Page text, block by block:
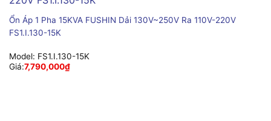
Ổn Áp 1 Pha 15KVA FUSHIN Dải 130V~250V Ra 110V-220V
FS1.I.130-15K
Model: FS1.I.130-15K
Giá:7,790,000₫